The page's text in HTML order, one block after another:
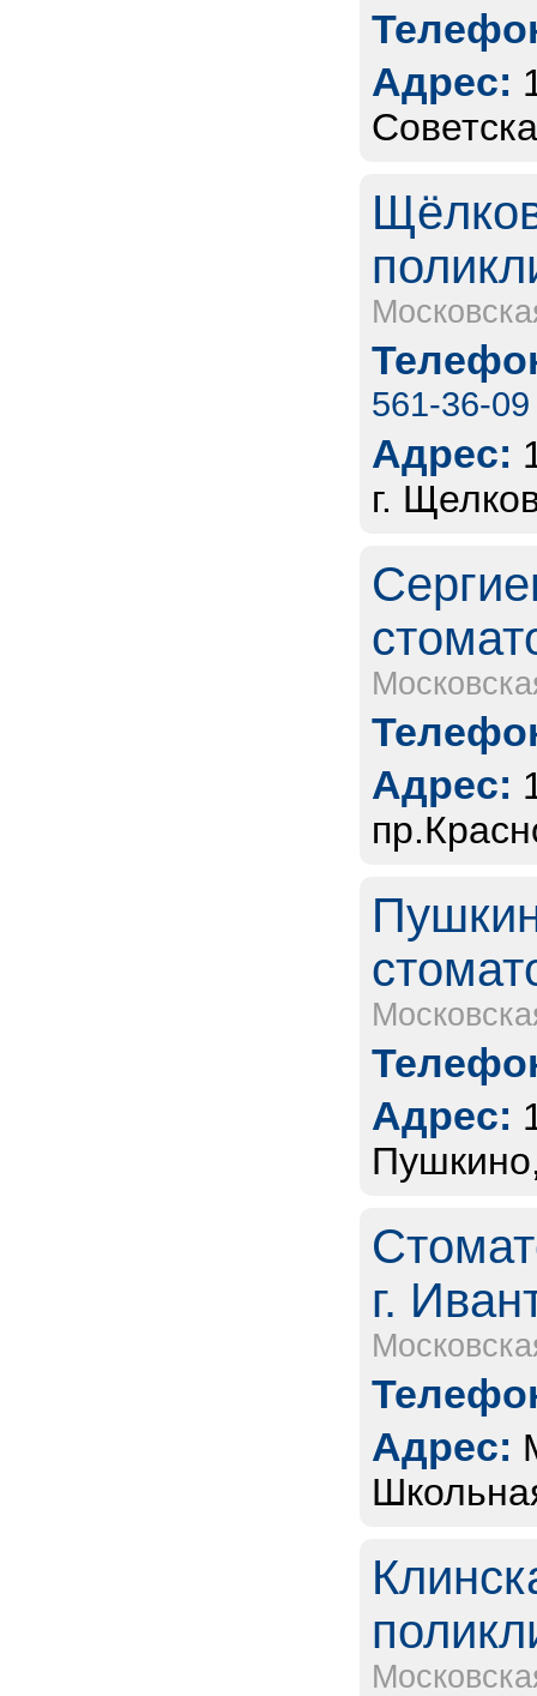
Адрес:
561-36-09
Адрес:
г.
Адрес:
Адрес:
г.
Адрес: